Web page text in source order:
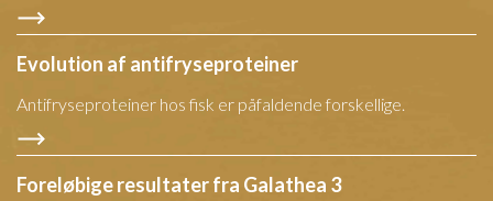
Evolution af antifryseproteiner
Antifryseproteiner hos fisk er påfaldende forskellige.
Foreløbige resultater fra Galathea 3